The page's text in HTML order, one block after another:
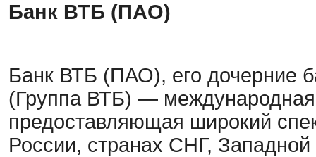
Банк ВТБ (ПАО)
Банк ВТБ (ПАО), его дочерние
(Группа ВТБ) —
предоставляющая широкий
России, странах СНГ,